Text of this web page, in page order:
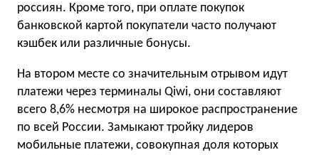
россиян. Кроме того, при оплате покупок
банковской картой покупатели часто получают
кэшбек или различные бонусы.
На втором месте со значительным отрывом идут
платежи через терминалы Qiwi, они составляют
всего 8,6% несмотря на широкое распространение
по всей России. Замыкают тройку лидеров
мобильные платежи, совокупная доля которых